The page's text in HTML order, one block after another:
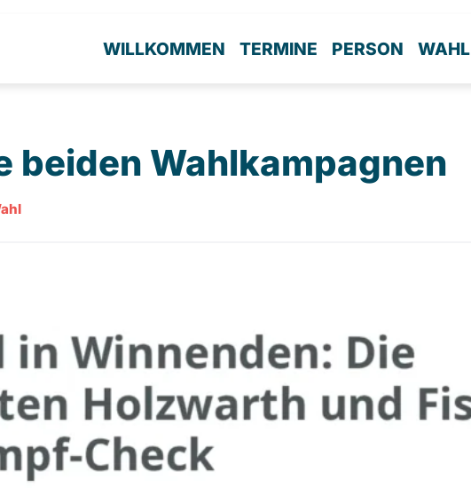
WILLKOMMEN TERMINE PERSON WAHL
beiden Wahlkampagnen